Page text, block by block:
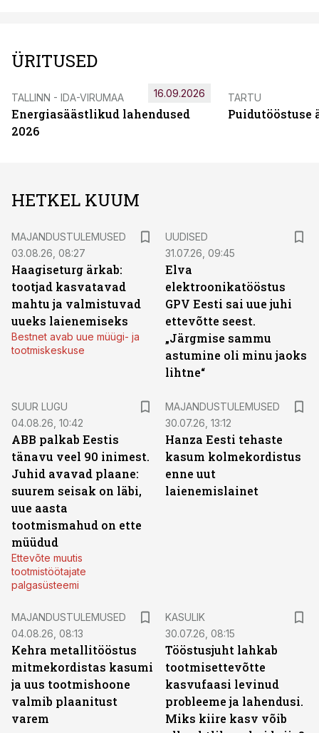
ÜRITUSED
TALLINN - IDA-VIRUMAA
Energiasäästlikud lahendused
2026
16.09.2026 TARTU
Puidutööstuse
HETKEL KUUM
MAJANDUSTULEMUSED
03.08.26, 08:27
Haagiseturg ärkab:
tootjad kasvatavad
mahtu ja valmistuvad
uueks laienemiseks
Bestnet avab uue müügi- ja
tootmiskeskuse
UUDISED
31.07.26, 09:45
Elva
elektroonikatööstus
GPV Eesti sai uue juhi
ettevõtte seest.
„Järgmise sammu
astumine oli minu jaoks
lihtne“
SUUR LUGU
04.08.26, 10:42
ABB palkab Eestis
tänavu veel 90 inimest.
Juhid avavad plaane:
suurem seisak on läbi,
uue aasta
tootmismahud on ette
müüdud
Ettevõte muutis
tootmistöötajate
palgasüsteemi
MAJANDUSTULEMUSED
30.07.26, 13:12
Hanza Eesti tehaste
kasum kolmekordistus
enne uut
laienemislainet
MAJANDUSTULEMUSED
04.08.26, 08:13
Kehra metallitööstus
mitmekordistas kasumi
ja uus tootmishoone
valmib plaanitust
varem
KASULIK
30.07.26, 08:15
Tööstusjuht lahkab
tootmisettevõtte
kasvufaasi levinud
probleeme ja lahendusi.
Miks kiire kasv võib